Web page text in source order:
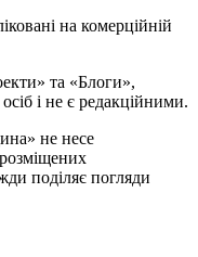
на комерційній
та «Блоги»,
і не є редакційними.
не несе
розміщених
поділяє погляди